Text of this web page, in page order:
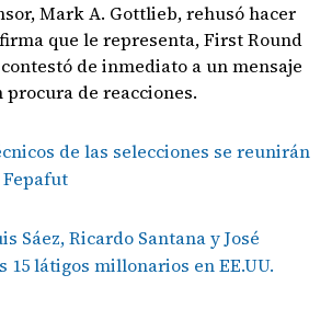
Mark A. Gottlieb, rehusó hacer
que le representa, First Round
de inmediato a un mensaje
procura de reacciones.
de las selecciones se reunirán
Sáez, Ricardo Santana y José
15 látigos millonarios en EE.UU.